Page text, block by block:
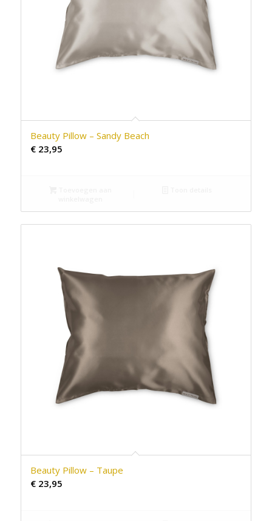
Beauty Pillow – Sandy Beach
€23,95
Beauty Pillow – Taupe
€23,95